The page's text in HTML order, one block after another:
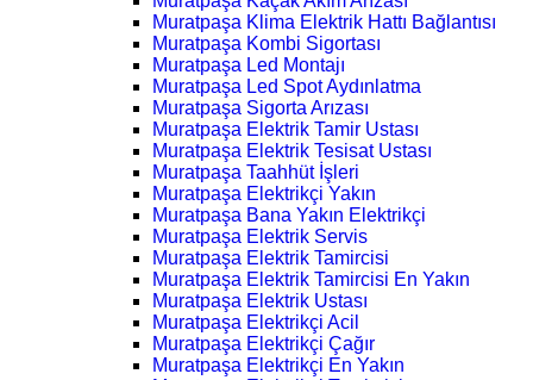
Muratpaşa Klima Elektrik Hattı Bağlantısı
Muratpaşa Kombi Sigortası
Muratpaşa Led Montajı
Muratpaşa Led Spot Aydınlatma
Muratpaşa Sigorta Arızası
Muratpaşa Elektrik Tamir Ustası
Muratpaşa Elektrik Tesisat Ustası
Muratpaşa Taahhüt İşleri
Muratpaşa Elektrikçi Yakın
Muratpaşa Bana Yakın Elektrikçi
Muratpaşa Elektrik Servis
Muratpaşa Elektrik Tamircisi
Muratpaşa Elektrik Tamircisi En Yakın
Muratpaşa Elektrik Ustası
Muratpaşa Elektrikçi Acil
Muratpaşa Elektrikçi Çağır
Muratpaşa Elektrikçi En Yakın